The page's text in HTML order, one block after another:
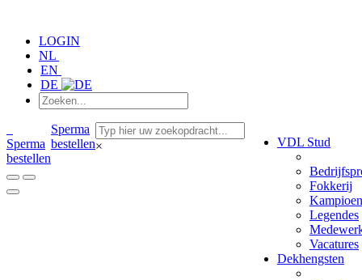
LOGIN
NL
EN
DE
Sperma
bestellen
Sperma
bestellen× VDL Stud
Fokkerij
Legendes
Vacatures
Dekhengsten